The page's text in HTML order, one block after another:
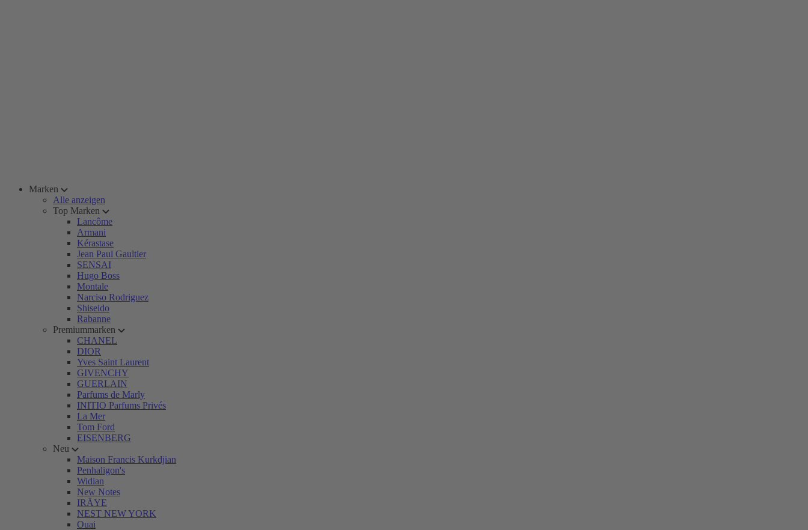
Marken
Alle anzeigen
Top Marken
Lancôme
Armani
Kérastase
Jean Paul Gaultier
SENSAI
Hugo Boss
Montale
Narciso Rodriguez
Shiseido
Rabanne
Premiummarken
CHANEL
DIOR
Yves Saint Laurent
GIVENCHY
GUERLAIN
Parfums de Marly
INITIO Parfums Privés
La Mer
Tom Ford
EISENBERG
Neu
Maison Francis Kurkdjian
Penhaligon's
Widian
New Notes
IRÄYE
NEST NEW YORK
Ouai